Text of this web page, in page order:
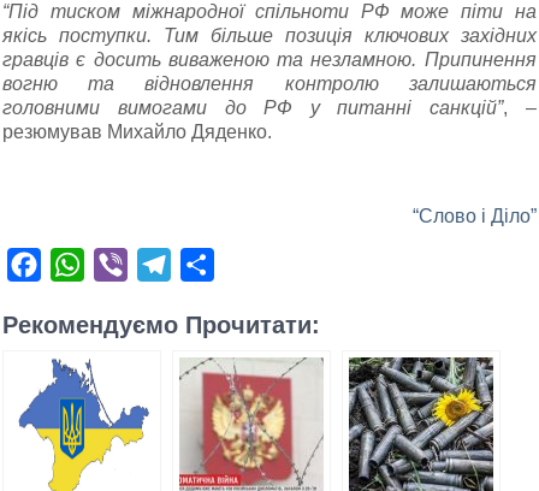
“Під тиском міжнародної спільноти РФ може піти на
якісь поступки. Тим більше позиція ключових західних
гравців є досить виваженою та незламною. Припинення
вогню та відновлення контролю залишаються
головними вимогами до РФ у питанні санкцій”, –
резюмував Михайло Дяденко.
“Слово і Діло”
FacebookWhatsApp
Viber Telegram
Рекомендуємо Прочитати: